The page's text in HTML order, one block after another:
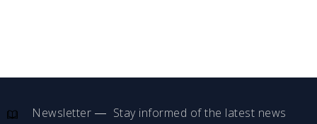
Newsletter Stay informed of the latest news